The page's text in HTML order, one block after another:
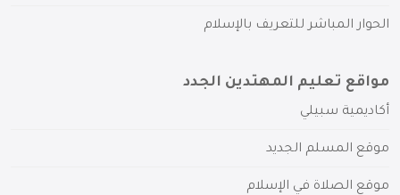
الحوار المباشر للتعريف بالإسلام
مواقع تعليم المهتدين الجدد
أكاديمية سبيلي
موقع المسلم الجديد
موقع الصلاة في الإسلام